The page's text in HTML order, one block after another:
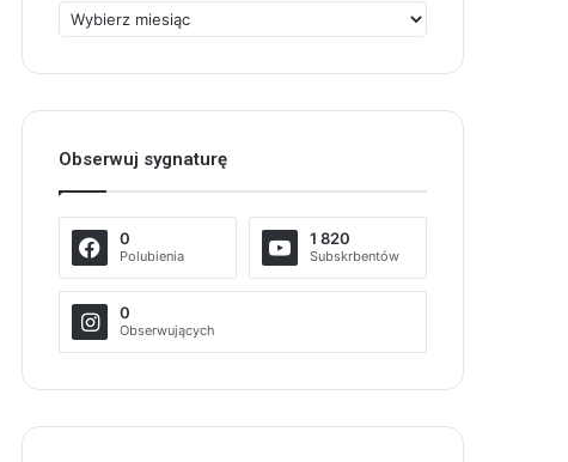
Archiwum
Obserwuj sygnaturę
0
Polubienia
1 820
Subskrbentów
0
Obserwujących